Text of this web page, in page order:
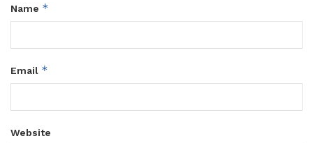
Name *
Email *
Website